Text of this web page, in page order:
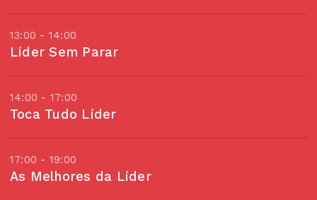
13:00 - 14:00
Líder Sem Parar
14:00 - 17:00
Toca Tudo Líder
17:00 - 19:00
As Melhores da Líder